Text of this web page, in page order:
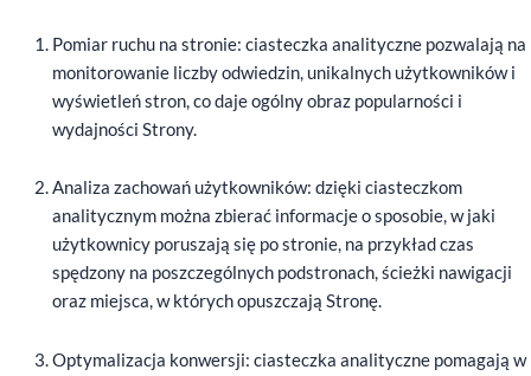
Pomiar ruchu na stronie: ciasteczka analityczne pozwalają na
monitorowanie liczby odwiedzin, unikalnych użytkowników i
wyświetleń stron, co daje ogólny obraz popularności i
wydajności Strony.
Analiza zachowań użytkowników: dzięki ciasteczkom
analitycznym można zbierać informacje o sposobie, w jaki
użytkownicy poruszają się po stronie, na przykład czas
spędzony na poszczególnych podstronach, ścieżki nawigacji
oraz miejsca, w których opuszczają Stronę.
Optymalizacja konwersji: ciasteczka analityczne pomagają w